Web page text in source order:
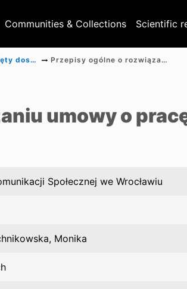
Communities & Collections Scientific
Monografia (zamknięty dostęp) Przepisy ogólne o rozwiązaniu umowy o pracę
umowy o
Społecznej we Wrocławiu
Monika